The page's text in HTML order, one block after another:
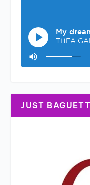
JUST